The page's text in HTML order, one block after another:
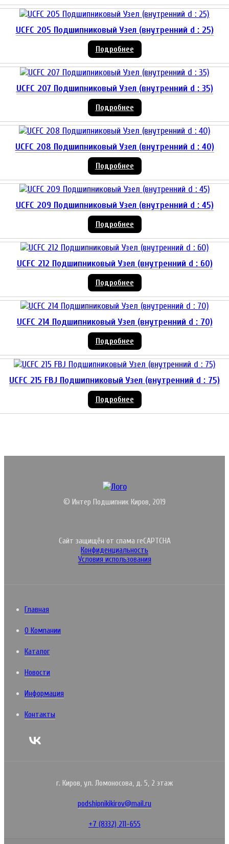
UCFC 205 Подшипниковый Узел (внутренний d : 25)
Подробнее
UCFC 207 Подшипниковый Узел (внутренний d : 35)
Подробнее
UCFC 208 Подшипниковый Узел (внутренний d : 40)
Подробнее
UCFC 209 Подшипниковый Узел (внутренний d : 45)
Подробнее
UCFC 212 Подшипниковый Узел (внутренний d : 60)
Подробнее
UCFC 214 Подшипниковый Узел (внутренний d : 70)
Подробнее
UCFC 215 FBJ Подшипниковый Узел (внутренний d : 75)
Подробнее
© Интер Подшипник Киров, 2019
Сайт защищён от спама reCAPTCHA
Конфиденциальность
Условия использования
Главная
О Компании
Каталог
Новости
Информация
Контакты
г. Киров, ул. Ломоносова, д. 5, 2 этаж
podshipnikikirov@mail.ru
+7 (8332) 211-655